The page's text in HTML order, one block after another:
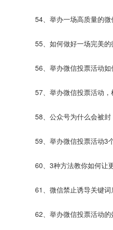
54、举办一场高质量的
55、如何做好一场完美
应该知道！
56、举办微信投票活动如
57、举办微信投票活动
58、公众号为什么会被
59、举办微信投票活动3
效果更好！
60、3种方法教你如何让
投票活动！
61、微信禁止诱导关键
动该如何进行？
62、举办微信投票活动